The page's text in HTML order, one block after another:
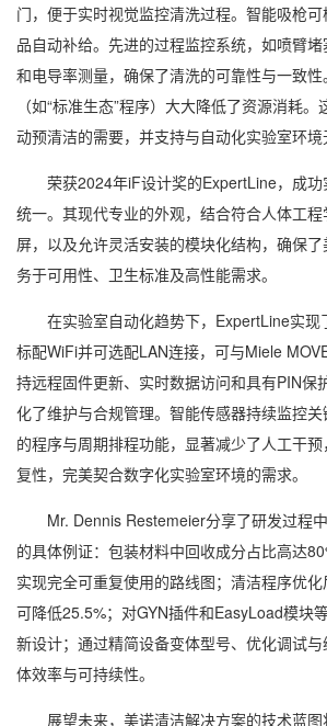
门，便于实时视觉监控清洗过程。智能吸枪
品自动补给。先进的过程监控系统，如喷臂
和电导率测量，确保了清洗的可靠性与一致
（如“标准生态”程序）大大降低了资源消耗
动预清洁的需要，并支持与自动化实验室环境
荣获2024年iF设计奖的ExpertLine，成功
统一。其现代专业的外观，结合符合人体工
屏，以及允许灵活安装的模块化结构，确保
务于可用性、卫生标准及高性能需求。
在实验室自动化趋势下，ExpertLine实现
标配WiFi并可选配LAN连接，可与Miele
持远程固件更新、实时数据访问和具有PIN保
化了维护与合规管理。智能传感器持续监控
的程序与周期排程功能，显著减少了人工干
复性，完美契合数字化实验室环境的需求。
Mr. Dennis Restemeier分享了研发过程中
的具体例证：包装材料中回收成分占比高达
实现完全可重复使用的路线图；清洁程序优
可降低25.5%；对GYN插件和EasyLoad模块
新设计；通过精简设备变体型号、优化调试
体效率与可持续性。
展望未来，美诺清洁解决方案的技术蓝图